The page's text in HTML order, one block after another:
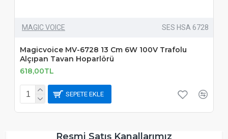
MAGIC VOICE SES HSA 6728
Magicvoice MV-6728 13 Cm 6W 100V Trafolu
Alçıpan Tavan Hoparlörü
618,00TL
SEPETE EKLE
Resmi Satış Kanallarımız